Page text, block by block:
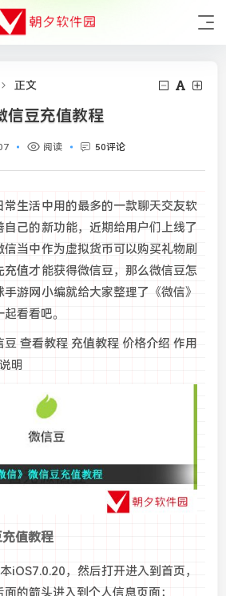
正文
信豆充值教程
阅读 50评论
常生活中用的最多的一款聊天交友软
己的新功能，近期给用户们上线了
当中作为虚拟货币可以购买礼物刷
充值才能获得微信豆，那么微信豆怎
游网小编就给大家整理了《微信》
看看吧。
豆 查看教程 充值教程 价格介绍 作用
明
充值教程
iOS7.0.20，然后打开进入到首页，
的箭头进入到个人信息页面；